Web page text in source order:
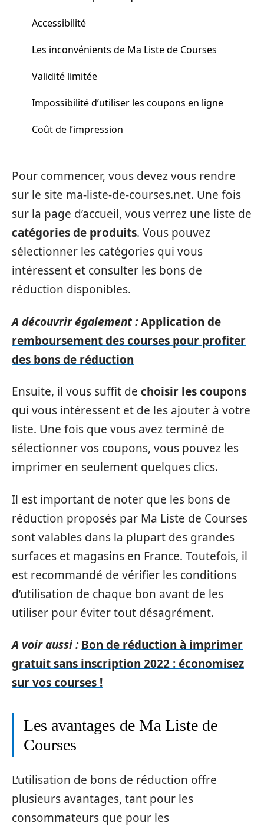
Accessibilité
Les inconvénients de Ma Liste de Courses
Validité limitée
Impossibilité d’utiliser les coupons en ligne
Coût de l’impression
Pour commencer, vous devez vous rendre
sur le site ma-liste-de-courses.net. Une fois
sur la page d’accueil, vous verrez une liste de
catégories de produits. Vous pouvez
sélectionner les catégories qui vous
intéressent et consulter les bons de
réduction disponibles.
A découvrir également :Application de
remboursement des courses pour profiter
des bons de réduction
Ensuite, il vous suffit de choisir les coupons
qui vous intéressent et de les ajouter à votre
liste. Une fois que vous avez terminé de
sélectionner vos coupons, vous pouvez les
imprimer en seulement quelques clics.
Il est important de noter que les bons de
réduction proposés par Ma Liste de Courses
sont valables dans la plupart des grandes
surfaces et magasins en France. Toutefois, il
est recommandé de vérifier les conditions
d’utilisation de chaque bon avant de les
utiliser pour éviter tout désagrément.
A voir aussi : Bon de réduction à imprimer
gratuit sans inscription 2022 : économisez
sur vos courses !
Les avantages de Ma Liste de
Courses
L’utilisation de bons de réduction offre
plusieurs avantages, tant pour les
consommateurs que pour les